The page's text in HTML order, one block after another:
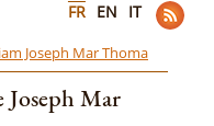
FR EN IT
Joseph Mar Thoma
Mar